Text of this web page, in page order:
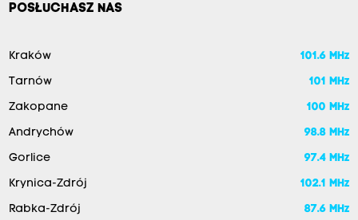
POSŁUCHASZ NAS
Kraków 101.6 MHz
Tarnów 101 MHz
Zakopane 100 MHz
Andrychów 98.8 MHz
Gorlice 97.4 MHz
Krynica-Zdrój 102.1 MHz
Rabka-Zdrój 87.6 MHz